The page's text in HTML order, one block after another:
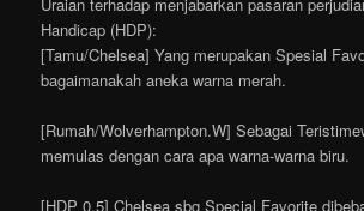
Handicap (HDP):
[Tamu/Chelsea] Yang merupakan Spesial
bagaimanakah aneka warna merah.
[Rumah/Wolverhampton.W] Sebagai
memulas dengan cara apa warna-warna biru.
[HDP 0.5] Chelsea sbg Special Favorite